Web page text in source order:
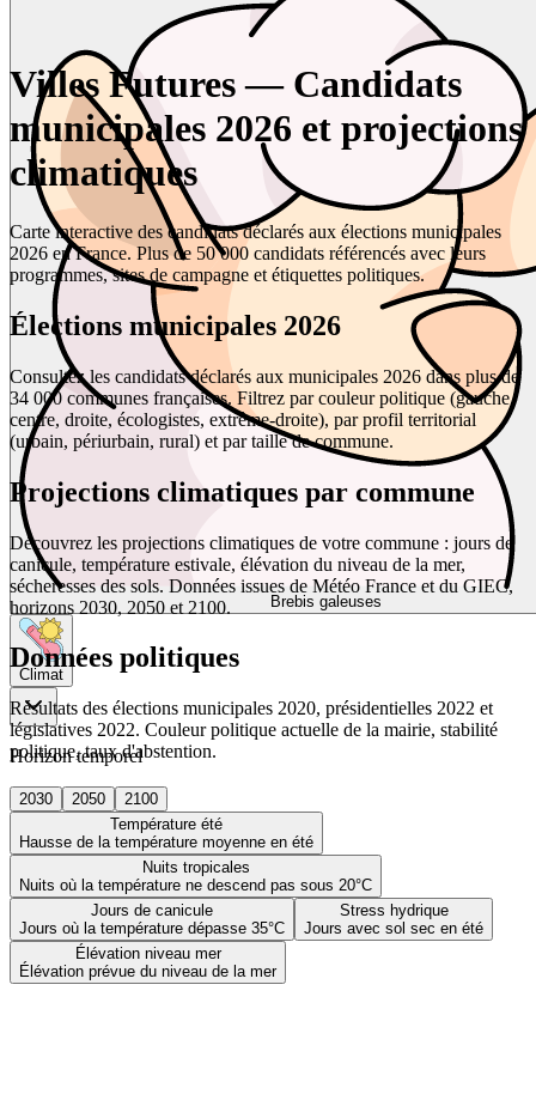
Brebis galeuses
Climat
Horizon temporel
2030 2050
2100
Température été
Hausse de la température moyenne en été
Nuits tropicales
Nuits où la température ne descend pas sous 20°C
Jours de canicule
Jours où la température dépasse 35°C
Stress hydrique
Jours avec sol sec en été
Élévation niveau mer
Élévation prévue du niveau de la mer
Villes Futures — Candidats
municipales 2026 et projections
climatiques
Carte interactive des candidats déclarés aux élections municipales
2026 en France. Plus de 50 000 candidats référencés avec leurs
programmes, sites de campagne et étiquettes politiques.
Élections municipales 2026
Consultez les candidats déclarés aux municipales 2026 dans plus de
34 000 communes françaises. Filtrez par couleur politique (gauche,
centre, droite, écologistes, extrême-droite), par profil territorial
(urbain, périurbain, rural) et par taille de commune.
Projections climatiques par commune
Découvrez les projections climatiques de votre commune : jours de
canicule, température estivale, élévation du niveau de la mer,
sécheresses des sols. Données issues de Météo France et du GIEC,
horizons 2030, 2050 et 2100.
Données politiques
Résultats des élections municipales 2020, présidentielles 2022 et
législatives 2022. Couleur politique actuelle de la mairie, stabilité
politique, taux d'abstention.